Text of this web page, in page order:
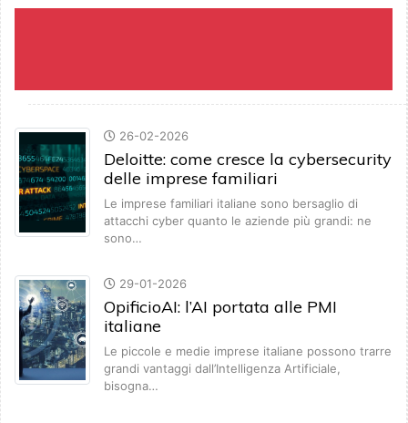
26-02-2026
Deloitte: come cresce la cybersecurity
delle imprese familiari
Le imprese familiari italiane sono bersaglio di
attacchi cyber quanto le aziende più grandi: ne
sono…
29-01-2026
OpificioAI: l’AI portata alle PMI
italiane
Le piccole e medie imprese italiane possono trarre
grandi vantaggi dall’Intelligenza Artificiale,
bisogna…